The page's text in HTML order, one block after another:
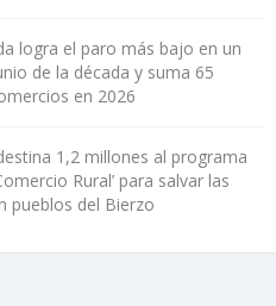
logra el paro más bajo en un
de la década y suma 65
en 2026
1,2 millones al programa
Rural’ para salvar las
pueblos del Bierzo